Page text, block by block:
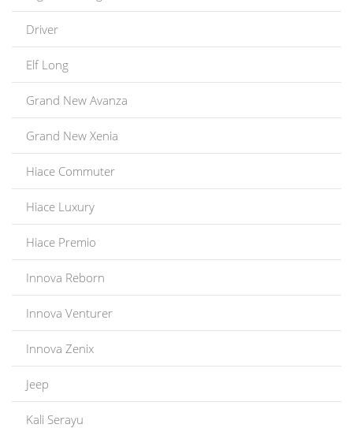
Driver
Elf Long
Grand New Avanza
Grand New Xenia
Hiace Commuter
Hiace Luxury
Hiace Premio
Innova Reborn
Innova Venturer
Innova Zenix
Jeep
Kali Serayu